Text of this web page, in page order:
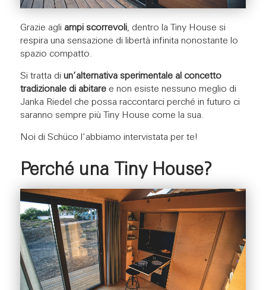
Grazie agli ampi scorrevoli, dentro la Tiny House si
respira una sensazione di libertà infinita nonostante lo
spazio compatto.
Si tratta di un’alternativa sperimentale al concetto
tradizionale di abitaree non esiste nessuno meglio di
Janka Riedel che possa raccontarci perché in futuro ci
saranno sempre più Tiny House come la sua.
Noi di Schüco l’abbiamo intervistata per te!
Perché una Tiny House?